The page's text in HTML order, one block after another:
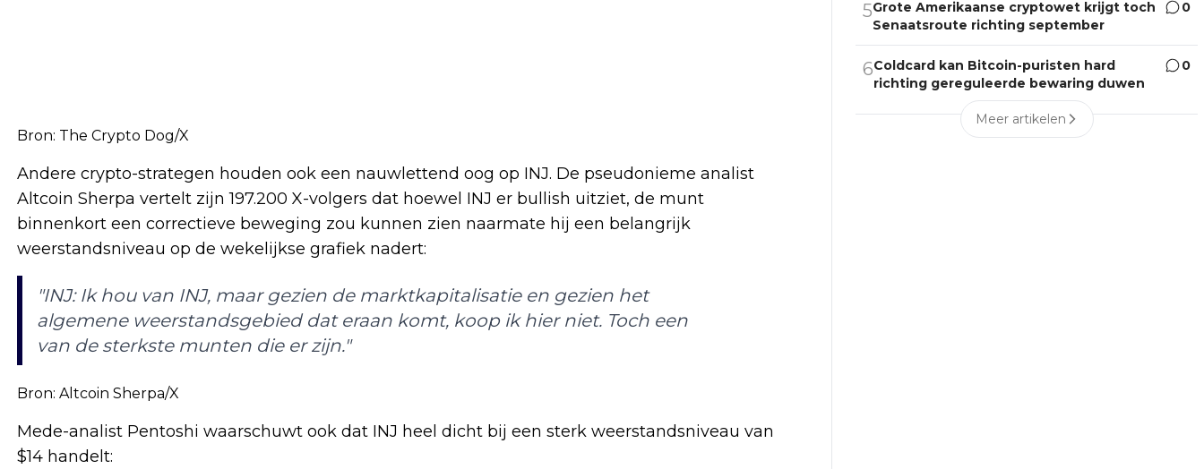
Bron: The Crypto Dog/X
Andere crypto-strategen houden ook een nauwlettend oog op INJ. De pseudonieme analist
Altcoin Sherpa vertelt zijn 197.200 X-volgers dat hoewel INJ er bullish uitziet, de munt
binnenkort een correctieve beweging zou kunnen zien naarmate hij een belangrijk
weerstandsniveau op de wekelijkse grafiek nadert:
"INJ: Ik hou van INJ, maar gezien de marktkapitalisatie en gezien het
algemene weerstandsgebied dat eraan komt, koop ik hier niet. Toch een
van de sterkste munten die er zijn."
Bron: Altcoin Sherpa/X
Mede-analist Pentoshi waarschuwt ook dat INJ heel dicht bij een sterk weerstandsniveau van
$14 handelt:
5Grote Amerikaanse cryptowet krijgt toch
Senaatsroute richting september
0
6Coldcard kan Bitcoin-puristen hard
richting gereguleerde bewaring duwen
0
Meer artikelen